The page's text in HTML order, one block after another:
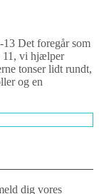
Det foregår som
11, vi hjælper
tonser lidt rundt,
og en
dig vores